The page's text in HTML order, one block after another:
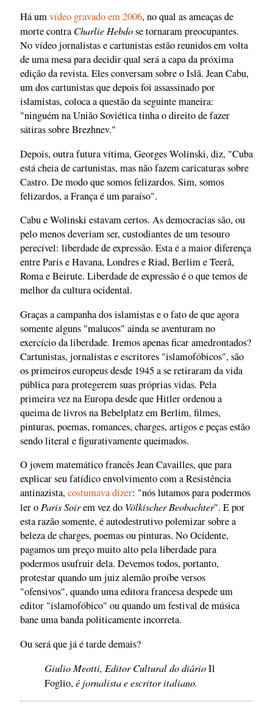
Há umvídeo gravado em 2006, no qual as ameaças de
morte contra Charlie Hebdose tornaram preocupantes.
No vídeo jornalistas e cartunistas estão reunidos em volta
de uma mesa para decidir qual será a capa da próxima
edição da revista. Eles conversam sobre o Islã. Jean Cabu,
um dos cartunistas que depois foi assassinado por
islamistas, coloca a questão da seguinte maneira:
"ninguém na União Soviética tinha o direito de fazer
sátiras sobre Brezhnev."
Depois, outra futura vítima, Georges Wolinski, diz, "Cuba
está cheia de cartunistas, mas não fazem caricaturas sobre
Castro. De modo que somos felizardos. Sim, somos
felizardos, a França é um paraíso".
Cabu e Wolinski estavam certos. As democracias são, ou
pelo menos deveriam ser, custodiantes de um tesouro
perecível: liberdade de expressão. Esta é a maior diferença
entre Paris e Havana, Londres e Riad, Berlim e Teerã,
Roma e Beirute. Liberdade de expressão é o que temos de
melhor da cultura ocidental.
Graças a campanha dos islamistas e o fato de que agora
somente alguns "malucos" ainda se aventuram no
exercício da liberdade. Iremos apenas ficar amedrontados?
Cartunistas, jornalistas e escritores "islamofóbicos", são
os primeiros europeus desde 1945 a se retiraram da vida
pública para protegerem suas próprias vidas. Pela
primeira vez na Europa desde que Hitler ordenou a
queima de livros na Bebelplatz em Berlim, filmes,
pinturas, poemas, romances, charges, artigos e peças estão
sendo literal e figurativamente queimados.
O jovem matemático francês Jean Cavailles, que para
explicar seu fatídico envolvimento com a Resistência
antinazista,costumava dizer: "nós lutamos para podermos
ler o Paris Soirem vez do Völkischer Beobachter". E por
esta razão somente, é autodestrutivo polemizar sobre a
beleza de charges, poemas ou pinturas. No Ocidente,
pagamos um preço muito alto pela liberdade para
podermos usufruir dela. Devemos todos, portanto,
protestar quando um juiz alemão proíbe versos
"ofensivos", quando uma editora francesa despede um
editor "islamofóbico" ou quando um festival de música
bane uma banda politicamente incorreta.
Ou será que já é tarde demais?
Giulio Meotti, Editor Cultural do diárioIl
Foglio,é jornalista e escritor italiano.